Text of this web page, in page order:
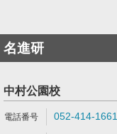
名進研
中村公園校
052-414-1661